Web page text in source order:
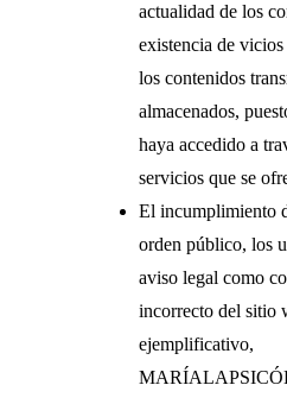
actualidad de los
existencia de
los contenidos
almacenados,
haya accedido a
servicios que se
El incumplimiento
orden público, los
aviso legal como
incorrecto del sitio
ejemplificativo,